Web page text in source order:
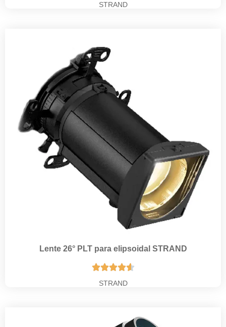
STRAND
Lente 26° PLT para elipsoidal STRAND

STRAND